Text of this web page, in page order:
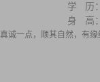
学 历：
身 高：
诚一点，顺其自然，有